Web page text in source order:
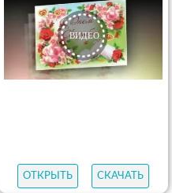
ОТКРЫТЬ СКАЧАТЬ